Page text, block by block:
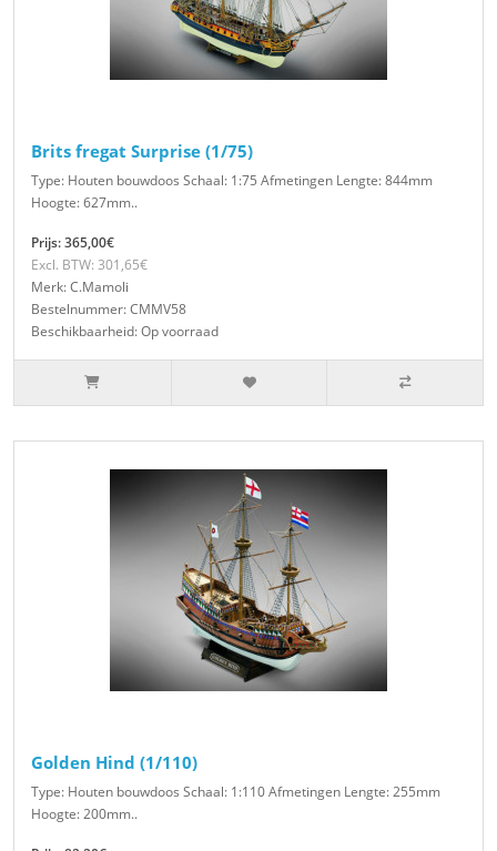
Brits fregat Surprise (1/75)
Type: Houten bouwdoos Schaal: 1:75 Afmetingen Lengte: 844mm
Hoogte: 627mm..
Prijs: 365,00€
Excl. BTW: 301,65€
Merk: C.Mamoli
Bestelnummer: CMMV58
Beschikbaarheid: Op voorraad
Golden Hind (1/110)
Type: Houten bouwdoos Schaal: 1:110 Afmetingen Lengte: 255mm
Hoogte: 200mm..